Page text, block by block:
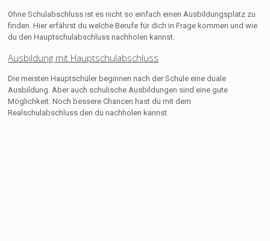
Ohne Schulabschluss ist es nicht so einfach einen Ausbildungsplatz zu
finden. Hier erfährst du welche Berufe für dich in Frage kommen und wie
du den Hauptschulabschluss nachholen kannst.
Ausbildung mit Hauptschulabschluss
Die meisten Hauptschüler beginnen nach der Schule eine duale
Ausbildung. Aber auch schulische Ausbildungen sind eine gute
Möglichkeit. Noch bessere Chancen hast du mit dem
Realschulabschluss den du nachholen kannst.